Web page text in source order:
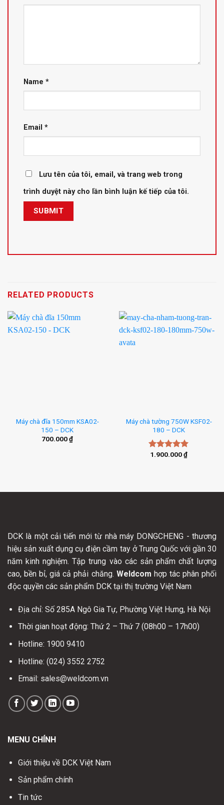
Name *
Email *
Lưu tên của tôi, email, và trang web trong
trình duyệt này cho lần bình luận kế tiếp của tôi.
RELATED PRODUCTS
Máy chà đĩa 150mm KSA02-
150 – DCK
700.000₫
Máy chà tường 750W KSF02-
180 – DCK
Rated5.00
1.900.000₫
DCK là một cải tiến mới từ nhà máy DONGCHENG - thương
hiệu sản xuất dụng cụ điện cầm tay ở Trung Quốc với gần 30
năm kinh nghiệm. Tập trung vào các sản phẩm chất lượng
cao, bền bỉ, giá cả phải chăng. Weldcom hợp tác phân phối
độc quyền các sản phẩm DCK tại thị trường Việt Nam
Địa chỉ: Số 285A Ngô Gia Tự, Phường Việt Hưng, Hà Nội
Thời gian hoạt động: Thứ 2 – Thứ 7 (08h00 – 17h00)
Hotline: 1900 9410
Hotline: (024) 3552 2752
Email: sales@weldcom.vn
MENU CHÍNH
Giới thiệu về DCK Việt Nam
Sản phẩm chính
Tin tức